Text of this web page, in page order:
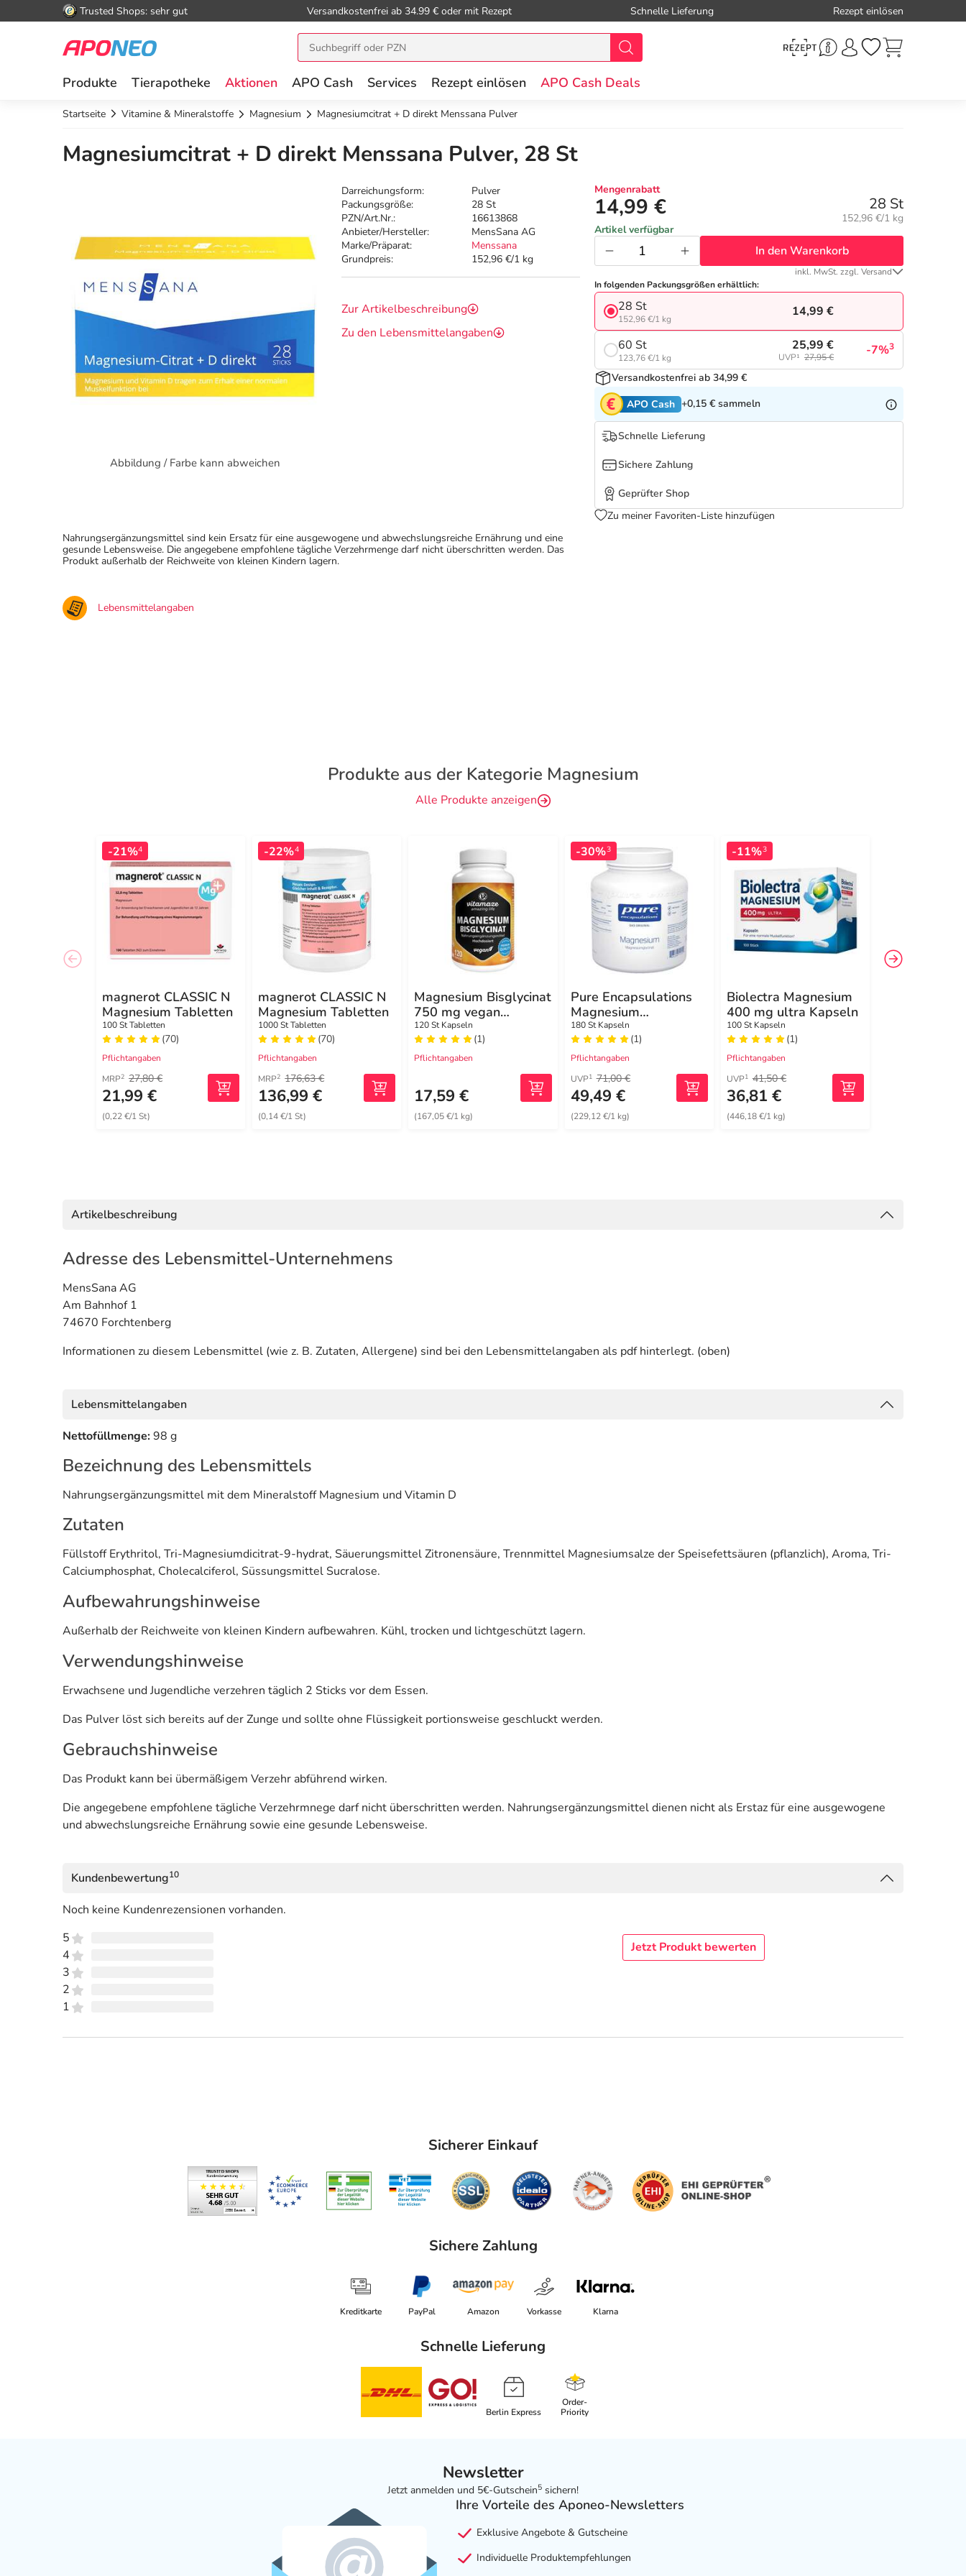
Trusted Shops: sehr gut Versandkostenfrei ab 34.99 € oder mit Rezept Schnelle Lieferung Rezept einlösen
Produkte Tierapotheke Aktionen APO Cash Services Rezept einlösen APO Cash Deals
Startseite Vitamine & Mineralstoffe Magnesium Magnesiumcitrat + D direkt Menssana Pulver
Magnesiumcitrat + D direkt Menssana Pulver, 28 St
Abbildung / Farbe kann abweichen
Darreichungsform:
Pulver
Packungsgröße:
28 St
PZN/Art.Nr.:
16613868
Anbieter/Hersteller:
MensSana AG
Marke/Präparat:
Menssana
Grundpreis:
152,96 €/1 kg
Zur Artikelbeschreibung
Zu den Lebensmittelangaben
Mengenrabatt
14,99 € 28 St
Grundpreis:
152,96 €/1 kg
Artikel verfügbar
In den Warenkorb
inkl. MwSt. zzgl. Versand
In folgenden Packungsgrößen erhältlich:
28 St
152,96 €/1 kg
14,99 €
60 St
123,76 €/1 kg
25,99 €
UVP¹ 27,95 € -7%3
Versandkostenfrei ab 34,99 €
APO Cash +0,15 € sammeln
Schnelle Lieferung
Sichere Zahlung
Geprüfter Shop
Zu meiner Favoriten-Liste hinzufügen
Nahrungsergänzungsmittel sind kein Ersatz für eine ausgewogene und abwechslungsreiche Ernährung und eine
gesunde Lebensweise. Die angegebene empfohlene tägliche Verzehrmenge darf nicht überschritten werden. Das
Produkt außerhalb der Reichweite von kleinen Kindern lagern.
Lebensmittelangaben
Produkte aus der Kategorie Magnesium
Alle Produkte anzeigen
-21%4
magnerot CLASSIC N
Magnesium Tabletten
100 St Tabletten
(70)
Pflichtangaben
MRP2 27,80 €
21,99 €
(0,22 €/1 St)
-22%4
magnerot CLASSIC N
Magnesium Tabletten
1000 St Tabletten
(70)
Pflichtangaben
MRP2 176,63 €
136,99 €
(0,14 €/1 St)
Magnesium Bisglycinat
750 mg vegan
Kapseln
120 St Kapseln
(1)
Pflichtangaben
17,59 €
(167,05 €/1 kg)
-30%3
Pure Encapsulations
Magnesium
Magnesiumglycinat
Kapseln
180 St Kapseln
(1)
Pflichtangaben
UVP1 71,00 €
49,49 €
(229,12 €/1 kg)
-11%3
Biolectra Magnesium
400 mg ultra Kapseln
100 St Kapseln
(1)
Pflichtangaben
UVP1 41,50 €
36,81 €
(446,18 €/1 kg)
Artikelbeschreibung
Adresse des Lebensmittel-Unternehmens
MensSana AG
Am Bahnhof 1
74670 Forchtenberg
Informationen zu diesem Lebensmittel (wie z. B. Zutaten, Allergene) sind bei den Lebensmittelangaben als pdf hinterlegt. (oben)
Lebensmittelangaben
Nettofüllmenge:98 g
Bezeichnung des Lebensmittels
Nahrungsergänzungsmittel mit dem Mineralstoff Magnesium und Vitamin D
Zutaten
Füllstoff Erythritol, Tri-Magnesiumdicitrat-9-hydrat, Säuerungsmittel Zitronensäure, Trennmittel Magnesiumsalze der Speisefettsäuren (pflanzlich), Aroma, Tri-
Calciumphosphat, Cholecalciferol, Süssungsmittel Sucralose.
Aufbewahrungshinweise
Außerhalb der Reichweite von kleinen Kindern aufbewahren. Kühl, trocken und lichtgeschützt lagern.
Verwendungshinweise
Erwachsene und Jugendliche verzehren täglich 2 Sticks vor dem Essen.
Das Pulver löst sich bereits auf der Zunge und sollte ohne Flüssigkeit portionsweise geschluckt werden.
Gebrauchshinweise
Das Produkt kann bei übermäßigem Verzehr abführend wirken.
Die angegebene empfohlene tägliche Verzehrmnege darf nicht überschritten werden. Nahrungsergänzungsmittel dienen nicht als Erstaz für eine ausgewogene
und abwechslungsreiche Ernährung sowie eine gesunde Lebensweise.
Kundenbewertung10
Noch keine Kundenrezensionen vorhanden.
5
4
3
2
1
Jetzt Produkt bewerten
Sicherer Einkauf
Sichere Zahlung
Kreditkarte PayPal Amazon Vorkasse Klarna
Schnelle Lieferung
Berlin Express
Order-
Priority
Newsletter
Jetzt anmelden und 5€-Gutschein5 sichern!
Ihre Vorteile des Aponeo-Newsletters
Exklusive Angebote & Gutscheine
Individuelle Produktempfehlungen